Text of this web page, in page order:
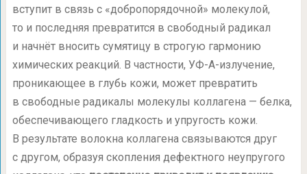
вступит в связь с «добропорядочной» молекулой,
то и последняя превратится в свободный радикал
и начнёт вносить сумятицу в строгую гармонию
химических реакций. В частности, УФ-А-излучение,
проникающее в глубь кожи, может превратить
в свободные радикалы молекулы коллагена — белка,
обеспечивающего гладкость и упругость кожи.
В результате волокна коллагена связываются друг
с другом, образуя скопления дефектного неупругого